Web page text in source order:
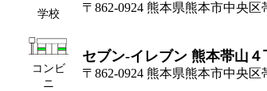
学校 〒862-0924 熊本県熊本市中央区
コンビ
ニ
セブン-イレブン 熊本帯山４
〒862-0924 熊本県熊本市中央区